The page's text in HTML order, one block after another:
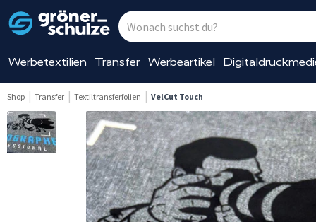
Werbetextilien Transfer Werbeartikel
Shop Transfer Textiltransferfolien VelCut Touch